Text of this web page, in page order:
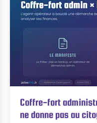
Coffre-fort
ne donne pas au